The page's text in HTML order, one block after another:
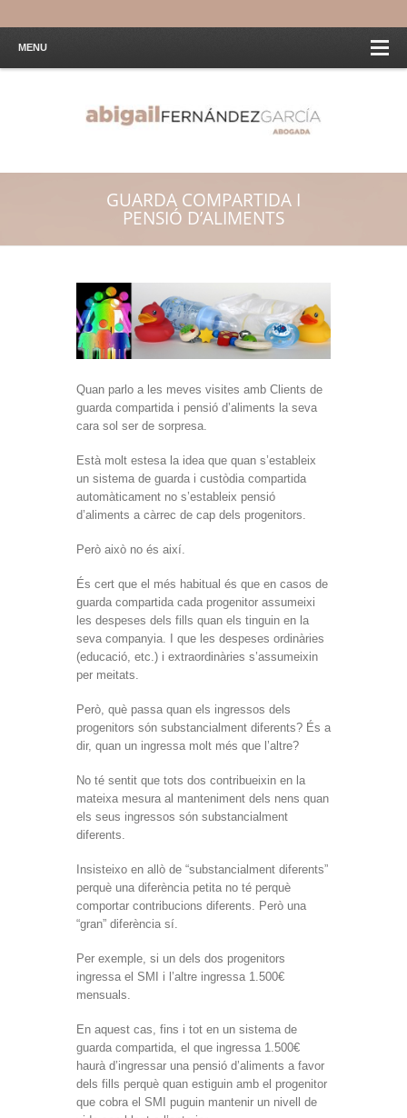
MENU
GUARDA COMPARTIDA I
PENSIÓ D’ALIMENTS
Quan parlo a les meves visites amb Clients de
guarda compartida i pensió d’aliments la seva
cara sol ser de sorpresa.
Està molt estesa la idea que quan s’estableix
un sistema de guarda i custòdia compartida
automàticament no s’estableix pensió
d’aliments a càrrec de cap dels progenitors.
Però això no és així.
És cert que el més habitual és que en casos de
guarda compartida cada progenitor assumeixi
les despeses dels fills quan els tinguin en la
seva companyia. I que les despeses ordinàries
(educació, etc.) i extraordinàries s’assumeixin
per meitats.
Però, què passa quan els ingressos dels
progenitors són substancialment diferents? És a
dir, quan un ingressa molt més que l’altre?
No té sentit que tots dos contribueixin en la
mateixa mesura al manteniment dels nens quan
els seus ingressos són substancialment
diferents.
Insisteixo en allò de “substancialment diferents”
perquè una diferència petita no té perquè
comportar contribucions diferents. Però una
“gran” diferència sí.
Per exemple, si un dels dos progenitors
ingressa el SMI i l’altre ingressa 1.500€
mensuals.
En aquest cas, fins i tot en un sistema de
guarda compartida, el que ingressa 1.500€
haurà d’ingressar una pensió d’aliments a favor
dels fills perquè quan estiguin amb el progenitor
que cobra el SMI puguin mantenir un nivell de